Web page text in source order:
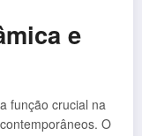
e
função crucial na
O